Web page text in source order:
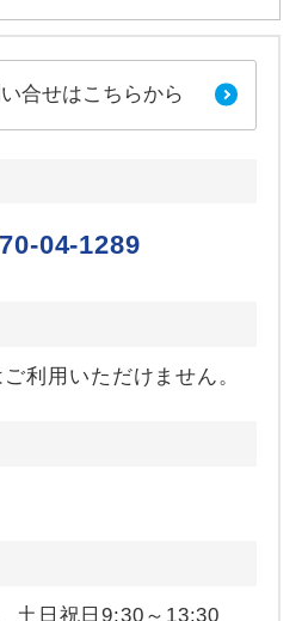
合せはこちらから
04-1289
利用いただけません。
土日祝日9:30～13:30